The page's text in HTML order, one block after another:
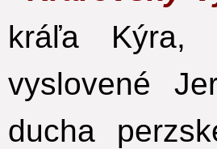
kráľa Kýra,
vyslovené
ducha